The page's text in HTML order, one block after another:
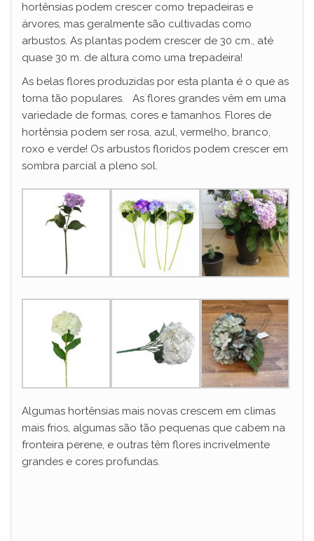
hortênsias podem crescer como trepadeiras e
árvores, mas geralmente são cultivadas como
arbustos. As plantas podem crescer de 30 cm., até
quase 30 m. de altura como uma trepadeira!
As belas flores produzidas por esta planta é o que as
torna tão populares. As flores grandes vêm em uma
variedade de formas, cores e tamanhos. Flores de
hortênsia podem ser rosa, azul, vermelho, branco,
roxo e verde! Os arbustos floridos podem crescer em
sombra parcial a pleno sol.
Algumas hortênsias mais novas crescem em climas
mais frios, algumas são tão pequenas que cabem na
fronteira perene, e outras têm flores incrivelmente
grandes e cores profundas.